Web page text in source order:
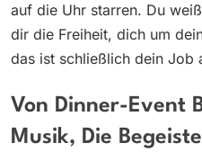
auf die Uhr starren. Du
dir die Freiheit, dich um
das ist schließlich dein Job
Von Dinner-Event
Musik, Die